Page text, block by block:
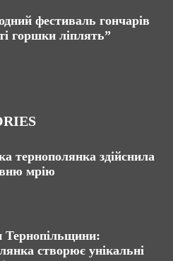
фестиваль гончарів
горшки ліплять”
тернополянка здійснила
мрію
Тернопільщини:
створює унікальні